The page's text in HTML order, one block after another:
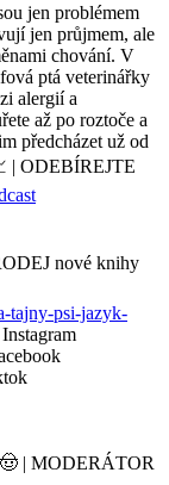
jen problémem
jen průjmem, ale
chování. V
ptá veterinářky
alergií a
až po roztoče a
předcházet už od
| ODEBÍREJTE
nové knihy
tajny-psi-jazyk-
| MODERÁTOR